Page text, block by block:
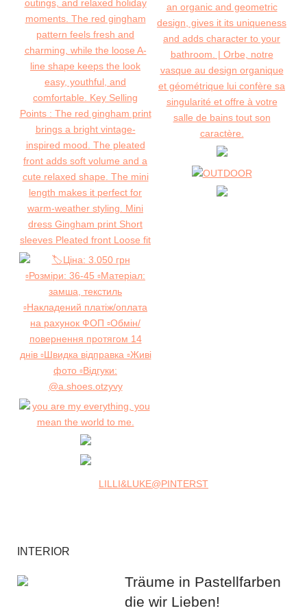
LILLI&LUKE@PINTERST
INTERIOR
Träume in Pastellfarben
die wir Lieben!